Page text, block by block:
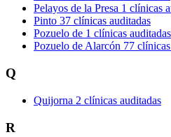
Pelayos de la Presa 1 clínicas
Pinto 37 clínicas auditadas
Pozuelo de 1 clínicas auditadas
Pozuelo de Alarcón 77
Q
Quijorna 2 clínicas auditadas
R